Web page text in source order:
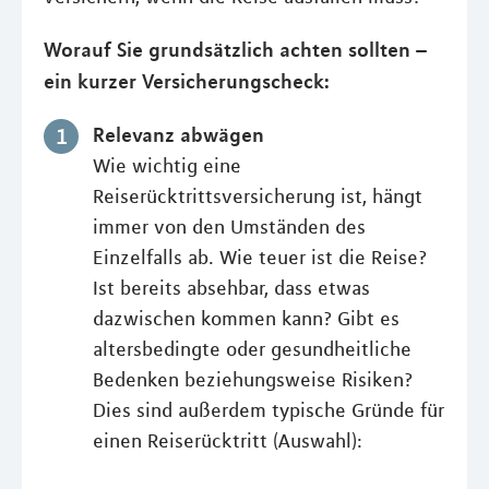
Worauf Sie grundsätzlich achten sollten –
ein kurzer Versicherungscheck:
Relevanz abwägen
Wie wichtig eine
Reiserücktrittsversicherung ist, hängt
immer von den Umständen des
Einzelfalls ab. Wie teuer ist die Reise?
Ist bereits absehbar, dass etwas
dazwischen kommen kann? Gibt es
altersbedingte oder gesundheitliche
Bedenken beziehungsweise Risiken?
Dies sind außerdem typische Gründe für
einen Reiserücktritt (Auswahl):